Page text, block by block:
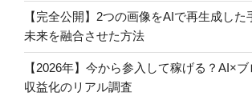
【完全公開】2つの画像をAIで再生成した
未来を融合させた方法
【2026年】今から参入して稼げる？AI×
収益化のリアル調査